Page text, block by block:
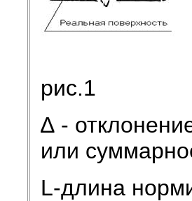
рис.1
∆ -
или
L-длина